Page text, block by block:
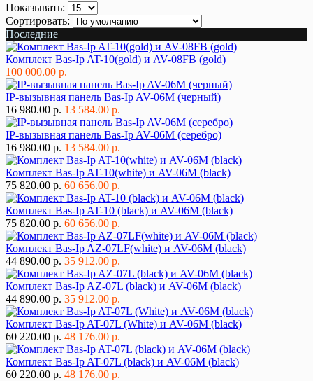
Показывать:
Сортировать:
Последние
Комплект Bas-Ip AT-10(gold) и AV-08FB (gold)
100 000.00 р.
IP-вызывная панель Bas-Ip AV-06M (черный)
16 980.00 р. 13 584.00 р.
IP-вызывная панель Bas-Ip AV-06M (серебро)
16 980.00 р. 13 584.00 р.
Комплект Bas-Ip AT-10(white) и AV-06M (black)
75 820.00 р. 60 656.00 р.
Комплект Bas-Ip AT-10 (black) и AV-06M (black)
75 820.00 р. 60 656.00 р.
Комплект Bas-Ip AZ-07LF(white) и AV-06M (black)
44 890.00 р. 35 912.00 р.
Комплект Bas-Ip AZ-07L (black) и AV-06M (black)
44 890.00 р. 35 912.00 р.
Комплект Bas-Ip AT-07L (White) и AV-06M (black)
60 220.00 р. 48 176.00 р.
Комплект Bas-Ip AT-07L (black) и AV-06M (black)
60 220.00 р. 48 176.00 р.